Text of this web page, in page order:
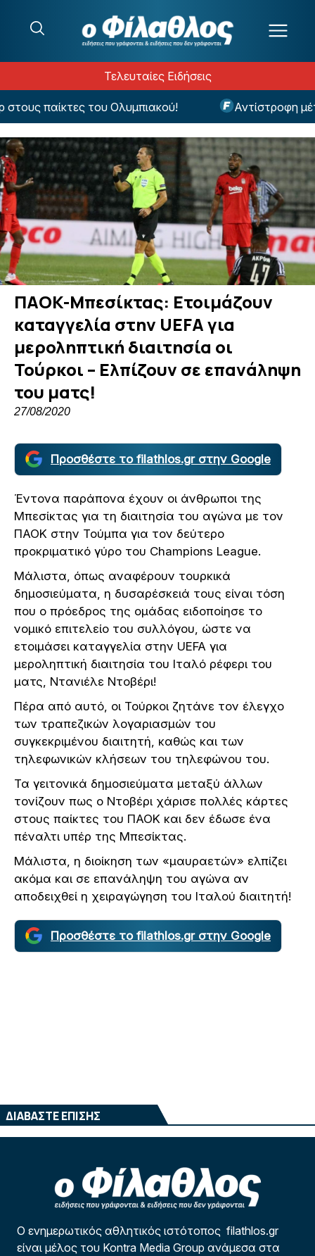
Τελευταίες Ειδήσεις
παίκτες του Ολυμπιακού! Αντίστροφη
ΠΑΟΚ-Μπεσίκτας: Ετοιμάζουν
καταγγελία στην UEFA για
μεροληπτική διαιτησία οι
Τούρκοι – Ελπίζουν σε επανάληψη
του ματς!
27/08/2020
Προσθέστε το filathlos.gr στην Google
Έντονα παράπονα έχουν οι άνθρωποι της
Μπεσίκτας για τη διαιτησία του αγώνα με τον
ΠΑΟΚ στην Τούμπα για τον δεύτερο
προκριματικό γύρο του Champions League.
Μάλιστα, όπως αναφέρουν τουρκικά
δημοσιεύματα, η δυσαρέσκειά τους είναι τόση
που ο πρόεδρος της ομάδας ειδοποίησε το
νομικό επιτελείο του συλλόγου, ώστε να
ετοιμάσει καταγγελία στην UEFA για
μεροληπτική διαιτησία του Ιταλό ρέφερι του
ματς, Ντανιέλε Ντοβέρι!
Πέρα από αυτό, οι Τούρκοι ζητάνε τον έλεγχο
των τραπεζικών λογαριασμών του
συγκεκριμένου διαιτητή, καθώς και των
τηλεφωνικών κλήσεων του τηλεφώνου του.
Τα γειτονικά δημοσιεύματα μεταξύ άλλων
τονίζουν πως ο Ντοβέρι χάρισε πολλές κάρτες
στους παίκτες του ΠΑΟΚ και δεν έδωσε ένα
πέναλτι υπέρ της Μπεσίκτας.
Μάλιστα, η διοίκηση των «μαυραετών» ελπίζει
ακόμα και σε επανάληψη του αγώνα αν
αποδειχθεί η χειραγώγηση του Ιταλού διαιτητή!
Προσθέστε το filathlos.gr στην Google
ΔΙΑΒΑΣΤΕ ΕΠΙΣΗΣ
Ο ενημερωτικός αθλητικός ιστότοπος filathlos.gr
είναι μέλος του Kontra Media Group ανάμεσα στα